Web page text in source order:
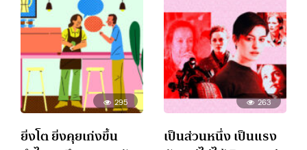
295
ยิ่งโต ยิ่งคุยเก่งขึ้น
263
เป็นส่วนหนึ่ง เป็นแรง